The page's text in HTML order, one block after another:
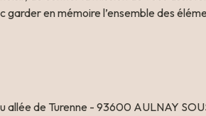
allée de Turenne - 93600 AULNAY